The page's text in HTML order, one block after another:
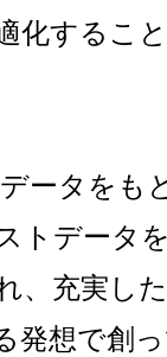
化するこ
ータをも
トデータ
、充実し
発想で創